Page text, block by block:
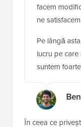
facem
ne
Pe lângă
lucru pe
suntem
În ceea ce